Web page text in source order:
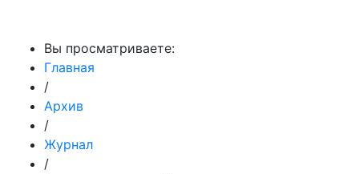
Вы просматриваете:
Главная
/
Архив
/
Журнал
/